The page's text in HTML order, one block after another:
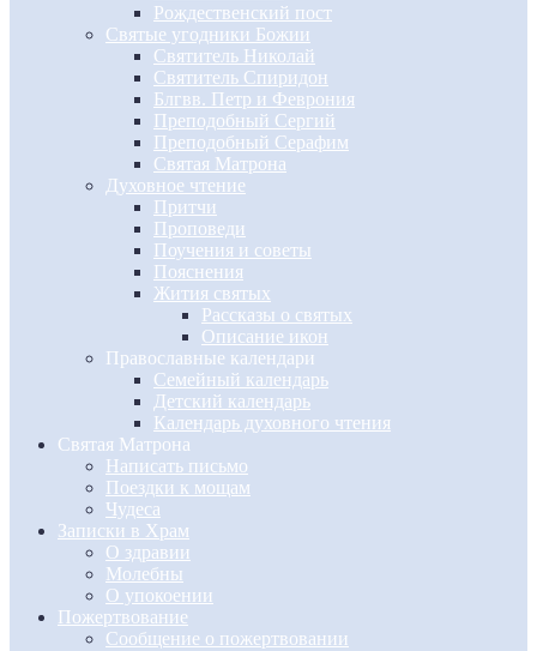
Рождественский пост
Святые угодники Божии
Святитель Николай
Святитель Спиридон
Блгвв. Петр и Феврония
Преподобный Сергий
Преподобный Серафим
Святая Матрона
Духовное чтение
Притчи
Проповеди
Поучения и советы
Пояснения
Жития святых
Рассказы о святых
Описание икон
Православные календари
Семейный календарь
Детский календарь
Календарь духовного чтения
Святая Матрона
Написать письмо
Поездки к мощам
Чудеса
Записки в Храм
О здравии
Молебны
О упокоении
Пожертвование
Сообщение о пожертвовании